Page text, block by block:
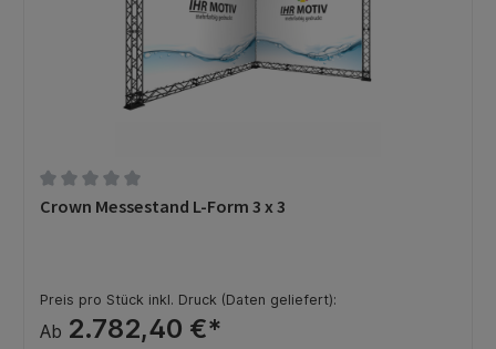
Durchschnittliche Bewertung von 0 von 5 Sternen
Crown Messestand L-Form 3 x 3
Preis pro Stück inkl. Druck (Daten geliefert):
Ab 2.782,40 €*